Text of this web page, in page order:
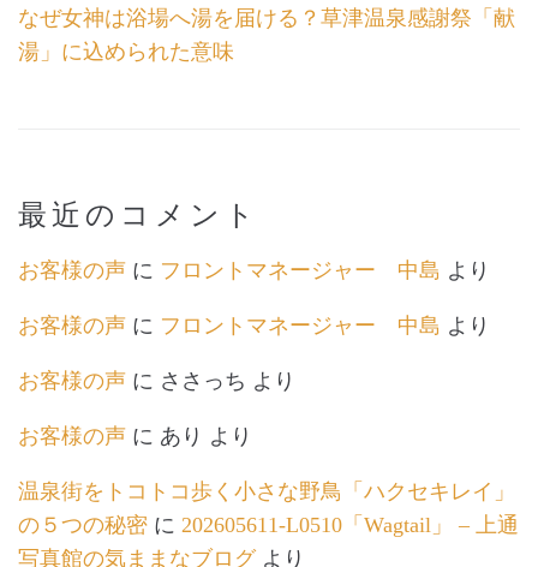
なぜ女神は浴場へ湯を届ける？草津温泉感謝祭「献
湯」に込められた意味
最近のコメント
お客様の声 に フロントマネージャー 中島 より
お客様の声 に フロントマネージャー 中島 より
お客様の声 に ささっち より
お客様の声 に あり より
温泉街をトコトコ歩く小さな野鳥「ハクセキレイ」
の５つの秘密 に 202605611-L0510「Wagtail」 – 上通
写真館の気ままなブログより